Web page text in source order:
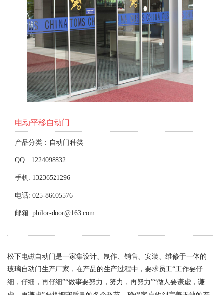
电动平移自动门
产品分类：自动门种类
QQ：1224098832
手机: 13236521296
电话: 025-86605576
邮箱: philor-door@163.com
松下电磁自动门是一家集设计、制作、销售、安装、维修于一体的
玻璃自动门生产厂家，在产品的生产过程中，要求员工“工作要仔
细，仔细，再仔细”“做事要努力，努力，再努力”“做人要谦虚，谦